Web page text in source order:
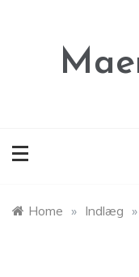
Home » Indlæg »